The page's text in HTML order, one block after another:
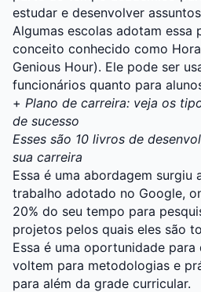
estudar e desenvolver
Algumas escolas adotam essa
conceito conhecido como
Genious Hour). Ele pode ser
funcionários quanto para
+ Plano de carreira: veja os
de sucesso
Esses são 10 livros de
sua carreira
Essa é uma abordagem
trabalho adotado no Google,
20% do seu tempo para
projetos pelos quais eles são
Essa é uma oportunidade
voltem para metodologias e
para além da grade curricular.